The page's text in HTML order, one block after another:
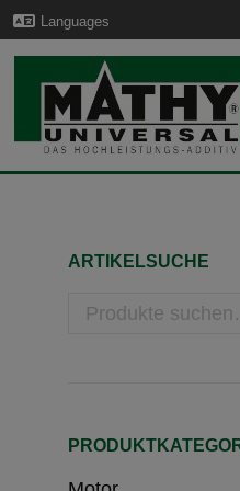
Languages
ARTIKELSUCHE